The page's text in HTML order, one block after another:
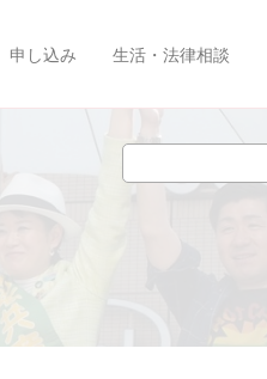
申し込み 生活・法律相談